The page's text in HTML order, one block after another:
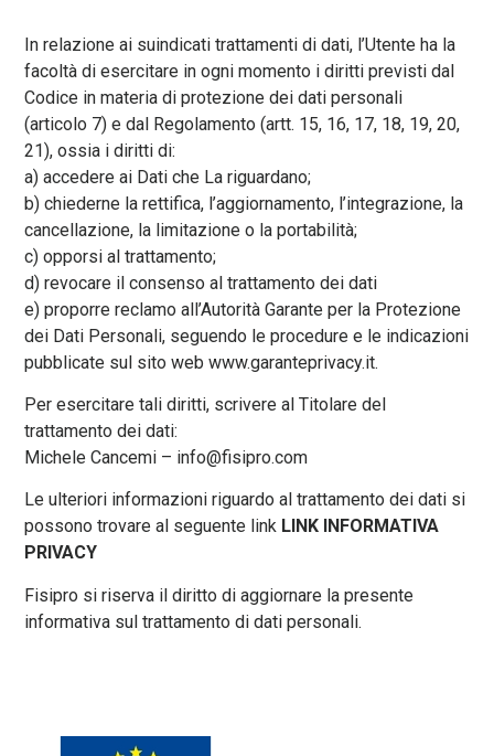
In relazione ai suindicati trattamenti di dati, l’Utente ha la
facoltà di esercitare in ogni momento i diritti previsti dal
Codice in materia di protezione dei dati personali
(articolo 7) e dal Regolamento (artt. 15, 16, 17, 18, 19, 20,
21), ossia i diritti di:
a) accedere ai Dati che La riguardano;
b) chiederne la rettifica, l’aggiornamento, l’integrazione, la
cancellazione, la limitazione o la portabilità;
c) opporsi al trattamento;
d) revocare il consenso al trattamento dei dati
e) proporre reclamo all’Autorità Garante per la Protezione
dei Dati Personali, seguendo le procedure e le indicazioni
pubblicate sul sito web www.garanteprivacy.it.
Per esercitare tali diritti, scrivere al Titolare del
trattamento dei dati:
Michele Cancemi – info@fisipro.com
Le ulteriori informazioni riguardo al trattamento dei dati si
possono trovare al seguente link LINK INFORMATIVA
PRIVACY
Fisipro si riserva il diritto di aggiornare la presente
informativa sul trattamento di dati personali.